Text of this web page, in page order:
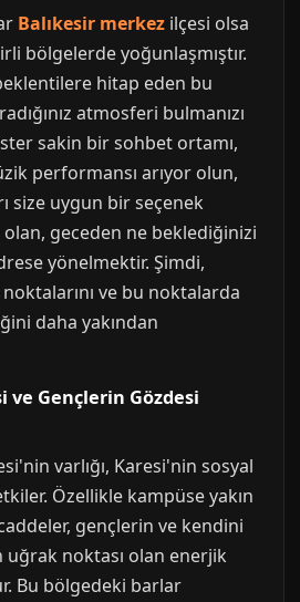
Balıkesir merkez ilçesi olsa
bölgelerde yoğunlaşmıştır.
hitap eden bu
atmosferi bulmanızı
sakin bir sohbet ortamı,
performansı arıyor olun,
size uygun bir seçenek
olan, geceden ne beklediğinizi
yönelmektir. Şimdi,
ve bu noktalarda
daha yakından
ve Gençlerin Gözdesi
varlığı, Karesi'nin sosyal
Özellikle kampüse yakın
gençlerin ve kendini
noktası olan enerjik
Bu bölgedeki barlar